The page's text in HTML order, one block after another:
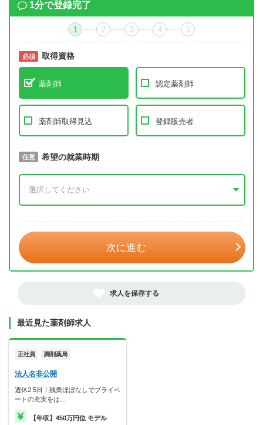
1分で登録完了
1 2 3 4 5
必須 取得資格
薬剤師 認定薬剤師
薬剤師取得見込 登録販売者
必須 取得予定年
任意 希望の就業時期
次に進む
求人を保存する
最近見た薬剤師求人
正社員 調剤薬局
法人名非公開
週休2.5日！残業ほぼなしでプライベ
ートの充実をは…
【年収】450万円位 モデル